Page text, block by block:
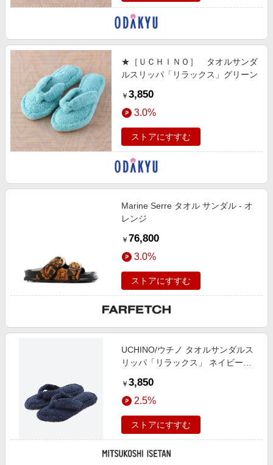
★［ＵＣＨＩＮＯ］ タオルサンダ
ルスリッパ「リラックス」グリーン
￥ 3,850
3.0%
ストアにすすむ
Marine Serre タオル サンダル - オ
レンジ
￥ 76,800
3.0%
ストアにすすむ
UCHINO/ウチノ タオルサンダルス
リッパ「リラックス」 ネイビーブ
￥ 3,850
2.5%
ストアにすすむ